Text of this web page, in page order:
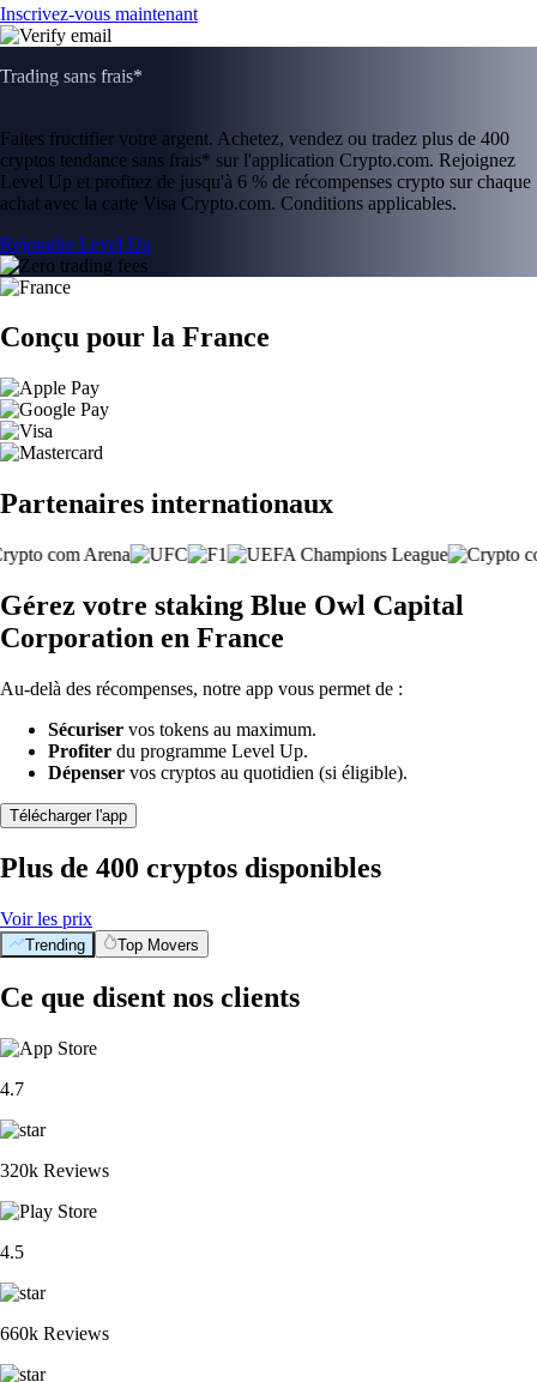
Inscrivez-vous maintenant
Trading sans frais*
Faites fructifier votre argent. Achetez, vendez ou tradez plus de 400
cryptos tendance sans frais* sur l'application Crypto.com. Rejoignez
Level Up et profitez de jusqu'à 6 % de récompenses crypto sur chaque
achat avec la carte Visa Crypto.com. Conditions applicables.
Rejoindre Level Up
Conçu pour la France
Partenaires internationaux
Gérez votre staking Blue Owl Capital
Corporation en France
Au-delà des récompenses, notre app vous permet de :
Sécuriser vos tokens au maximum.
Profiter du programme Level Up.
Dépenser vos cryptos au quotidien (si éligible).
Télécharger l'app
Plus de 400 cryptos disponibles
Voir les prix
Trending Top Movers
Ce que disent nos clients
4.7
320k Reviews
4.5
660k Reviews